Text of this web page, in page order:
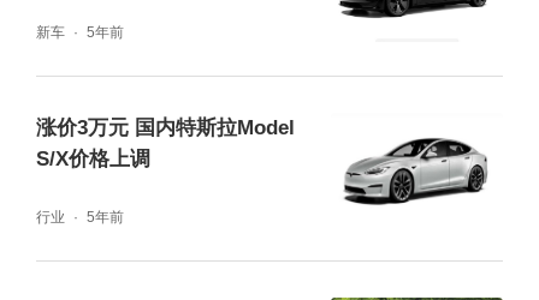
新车 5年前
涨价3万元 国内特斯拉Model
S/X价格上调
行业 5年前